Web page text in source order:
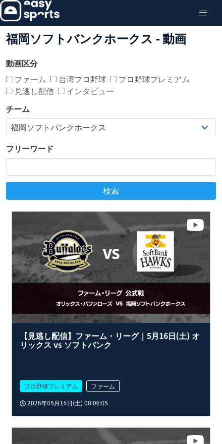
福岡ソフトバンクホークス - 動画
動画区分
ファーム
台湾プロ野球
プロ野球プレミアム
見逃し配信
インタビュー
チーム
フリーワード
検索
【見逃し配信】ファーム・リーグ｜5月16日(土) オ
リックス vs ソフトバンク
プロ野球プレミアム
ファーム
2026年05月16日(土) 08:06:05